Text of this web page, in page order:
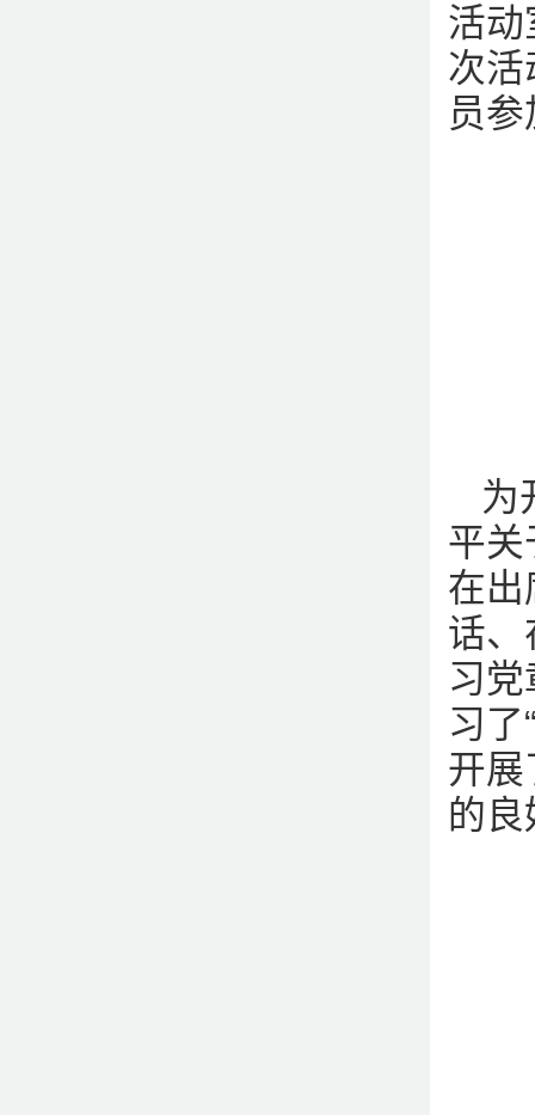
活动
次活
员
为
平关
在出
话、
习
习
开展
的